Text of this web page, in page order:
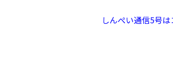
しんぺい通信5号は